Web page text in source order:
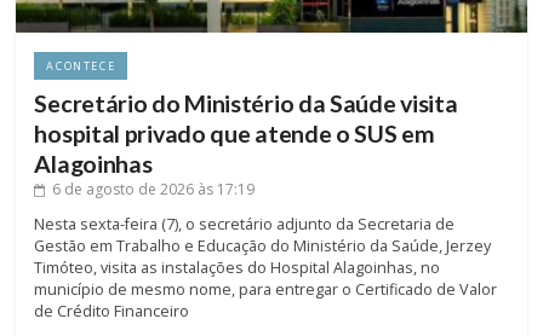
ACONTECE
Secretário do Ministério da Saúde visita
hospital privado que atende o SUS em
Alagoinhas
6 de agosto de 2026 às 17:19
Nesta sexta-feira (7), o secretário adjunto da Secretaria de
Gestão em Trabalho e Educação do Ministério da Saúde, Jerzey
Timóteo, visita as instalações do Hospital Alagoinhas, no
município de mesmo nome, para entregar o Certificado de Valor
de Crédito Financeiro